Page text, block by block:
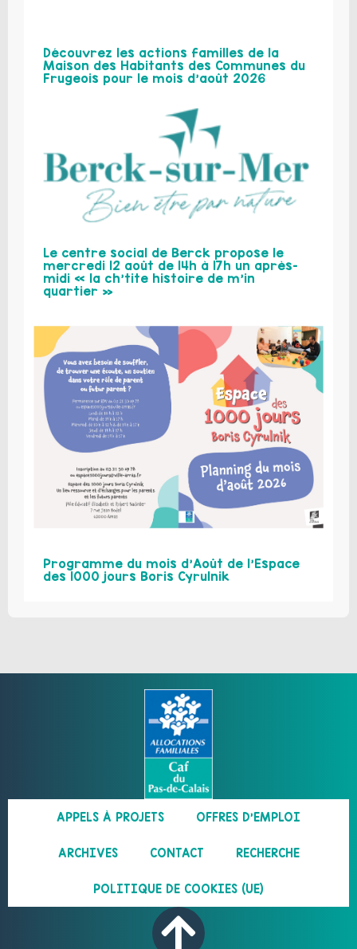
Découvrez les actions familles de la
Maison des Habitants des Communes du
Frugeois pour le mois d’août 2026
Le centre social de Berck propose le
mercredi 12 août de 14h à 17h un après-
midi « la ch’tite histoire de m’in
quartier »
Programme du mois d’Août de l’Espace
des 1000 jours Boris Cyrulnik
APPELS À PROJETS OFFRES D’EMPLOI
ARCHIVES CONTACT RECHERCHE
POLITIQUE DE COOKIES (UE)